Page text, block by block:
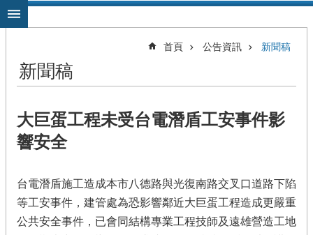
跳到主要內容區塊
首頁 公告資訊 新聞稿
新聞稿
大巨蛋工程未受台電潛盾工安事件影
響安全
台電潛盾施工造成本市八德路與光復南路交叉口道路下陷
等工安事件，建管處為恐影響鄰近大巨蛋工程造成更嚴重
公共安全事件，已會同結構專業工程技師及遠雄營造工地